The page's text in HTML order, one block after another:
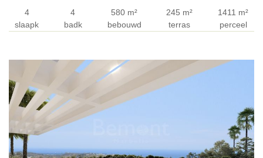
4
slaapk
4
badk
580 m²
bebouwd
245 m²
terras
1411 m²
perceel